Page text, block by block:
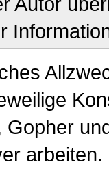
Gopher